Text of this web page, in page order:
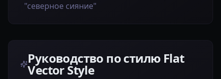
"северное сияние"
Руководство по стилю Flat
Vector Style